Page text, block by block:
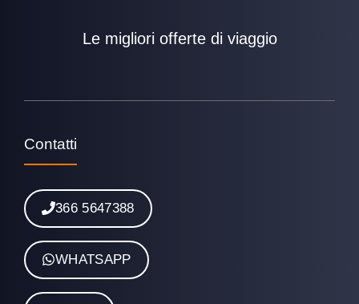
Le migliori offerte di viaggio
Contatti
366 5647388
WHATSAPP